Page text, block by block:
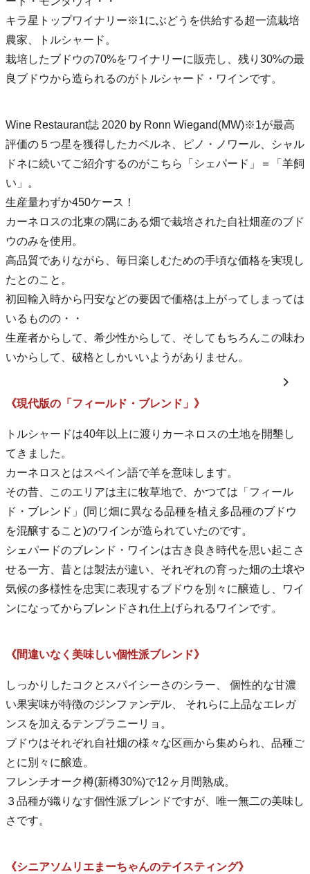
キラ星トップワイナリー※1にぶどうを供給する超一流栽培
農家、トルシャード。
栽培したブドウの70%をワイナリーに販売し、残り30%の最
良ブドウから造られるのがトルシャード・ワインです。
Wine Restaurant誌 2020 by Ronn Wiegand(MW)※1が最高
評価の５つ星を獲得したカベルネ、ピノ・ノワール、シャル
ドネに続いてご紹介するのがこちら「シェパード」＝「羊飼
い」。
生産量わずか450ケース！
カーネロスの北東の隅にある畑で栽培された自社畑産のブド
ウのみを使用。
高品質でありながら、毎日楽しむための手頃な価格を実現し
たとのこと。
初回輸入時から円安などの要因で価格は上がってしまっては
いるものの・・
生産者からして、希少性からして、そしてもちろんこの味わ
いからして、破格としかいいようがありません。
《現代版の「フィールド・ブレンド」》
トルシャードは40年以上に渡りカーネロスの土地を開墾し
てきました。
カーネロスとはスペイン語で羊を意味します。
その昔、このエリアは主に牧草地で、かつては「フィール
ド・ブレンド」(同じ畑に異なる品種を植え多品種のブドウ
を混醸すること)のワインが造られていたのです。
シェパードのブレンド・ワインは古き良き時代を思い起こさ
せる一方、昔とは製法が違い、それぞれの育った畑の土壌や
気候の多様性を忠実に表現するブドウを別々に醸造し、ワイ
ンになってからブレンドされ仕上げられるワインです。
《間違いなく美味しい個性派ブレンド》
しっかりしたコクとスパイシーさのシラー、 個性的な甘濃
い果実味が特徴のジンファンデル、 それらに上品なエレガ
ンスを加えるテンプラニーリョ。
ブドウはそれぞれ自社畑の様々な区画から集められ、品種ご
とに別々に醸造。
フレンチオーク樽(新樽30%)で12ヶ月間熟成。
３品種が織りなす個性派ブレンドですが、唯一無二の美味し
さです。
《シニアソムリエまーちゃんのテイスティング》